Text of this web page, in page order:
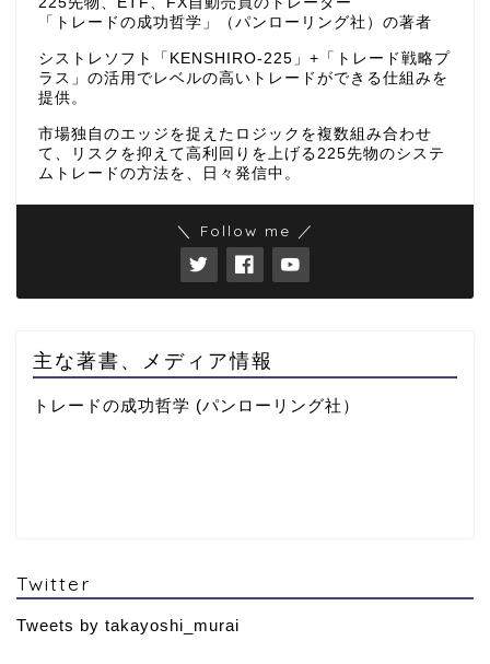
「トレードの成功哲学」（パンローリング社）の著者
シストレソフト「KENSHIRO-225」+「トレード戦略プ
ラス」の活用でレベルの高いトレードができる仕組みを
提供。
市場独自のエッジを捉えたロジックを複数組み合わせ
て、リスクを抑えて高利回りを上げる225先物のシステ
ムトレードの方法を、日々発信中。
＼ Follow me ／
主な著書、メディア情報
トレードの成功哲学 (パンローリング社）
Twitter
Tweets by takayoshi_murai